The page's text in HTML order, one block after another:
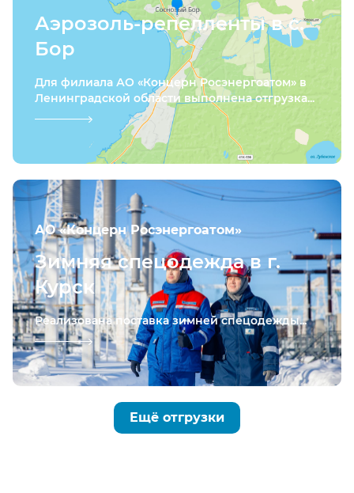
Аэрозоль-репелленты в с.
Бор
Для филиала АО «Концерн Росэнергоатом» в
Ленинградской области выполнена отгрузка...
АО «Концерн Росэнергоатом»
Зимняя спецодежда в г.
Курск
Реализована поставка зимней спецодежды...
Ещё отгрузки